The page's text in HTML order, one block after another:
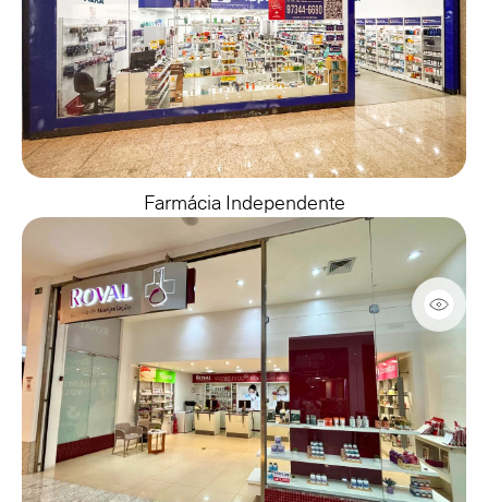
Farmácia Independente